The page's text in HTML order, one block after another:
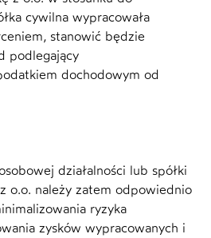
cywilna wypracowała
stanowić będzie
podlegający
dochodowym od
działalności lub spółki
o.o. należy zatem odpowiednio
ryzyka
zysków wypracowanych i